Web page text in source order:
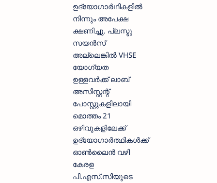
ഉദ്യോഗാര്‍ഥികളില്‍
നിന്നും അപേക്ഷ
ക്ഷണിച്ചു. പ്ലസ്ടു
സയന്‍സ്
അല്ലെങ്കില്‍ VHSE
യോഗ്യത
ഉള്ളവര്‍ക്ക് ലാബ്
അസിസ്റ്റന്റ്‌
പോസ്റ്റുകളിലായി
മൊത്തം 21
ഒഴിവുകളിലേക്ക്
ഉദ്യോഗാര്‍ത്ഥികള്‍ക്ക്
ഓണ്‍ലൈന്‍ വഴി
കേരള
പി.എസ്.സിയുടെ